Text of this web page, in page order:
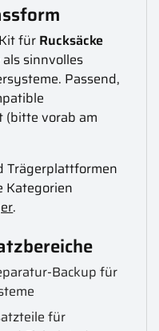
fürRucksäcke
sinnvolles
Passend,
(bitte vorab am
Trägerplattformen
Kategorien
.
Backup für
für